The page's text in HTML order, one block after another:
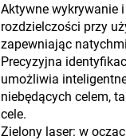
Aktywne wykrywanie
rozdzielczości przy
zapewniając
Precyzyjna
umożliwia
niebędących celem,
cele.
Zielony laser: w